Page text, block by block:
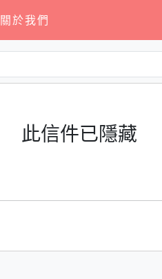
關於我們
此信件已隱藏